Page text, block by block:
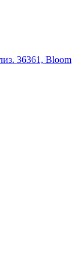
36361, Bloom